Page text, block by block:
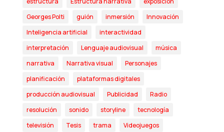
Georges Polti
guión inmersión
Innovación
Inteligencia artificial
interactividad
interpretación
Lenguaje audiovisual
música
narrativa
Narrativa visual
Personajes
planificación
plataformas digitales
producción audiovisual
Publicidad
Radio
resolución
sonido storyline
tecnología
televisión
Tesis trama Videojuegos